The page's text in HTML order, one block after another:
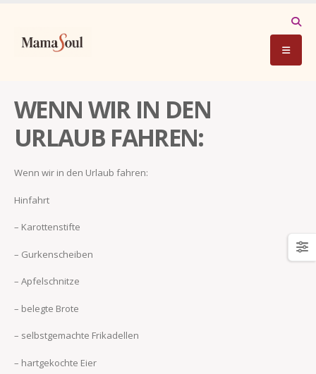
WENN WIR IN DEN
URLAUB FAHREN:
Wenn wir in den Urlaub fahren:
Hinfahrt
– Karottenstifte
– Gurkenscheiben
– Apfelschnitze
– belegte Brote
– selbstgemachte Frikadellen
– hartgekochte Eier